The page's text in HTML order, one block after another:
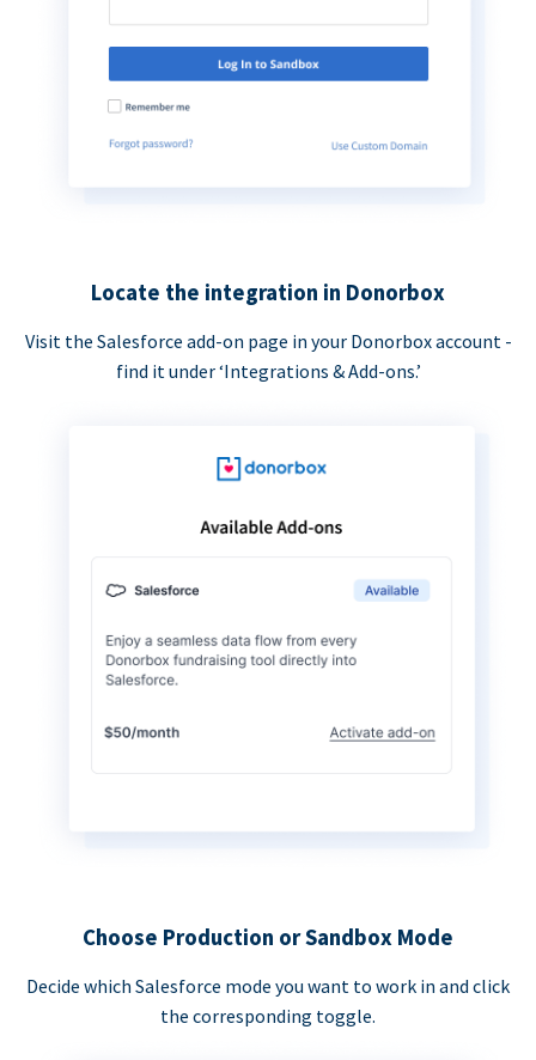
Locate the integration in Donorbox
Visit the Salesforce add-on page in your Donorbox account -
find it under ‘Integrations & Add-ons.’
Choose Production or Sandbox Mode
Decide which Salesforce mode you want to work in and click
the corresponding toggle.